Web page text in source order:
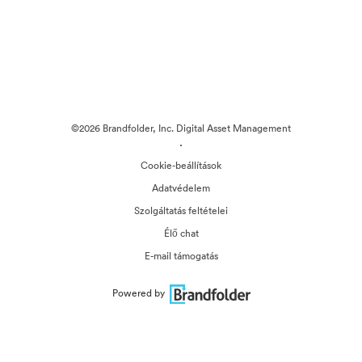
©2026 Brandfolder, Inc. Digital Asset Management
·
Cookie-beállítások
Adatvédelem
Szolgáltatás feltételei
Élő chat
E-mail támogatás
Powered by